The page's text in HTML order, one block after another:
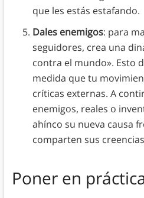
que les estás estafando.
Dales enemigos: para
seguidores, crea una
contra el mundo». Esto
medida que tu
críticas externas. A
enemigos, reales o
ahínco su nueva causa
comparten sus
Poner en